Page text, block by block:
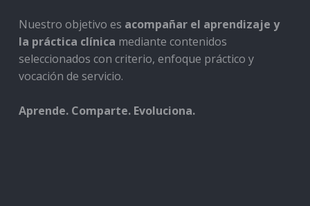
Nuestro objetivo es acompañar el aprendizaje y
la práctica clínica mediante contenidos
seleccionados con criterio, enfoque práctico y
vocación de servicio.
Aprende. Comparte. Evoluciona.